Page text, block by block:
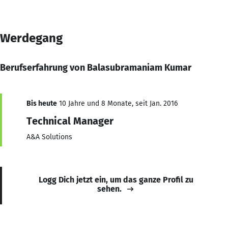
Werdegang
Berufserfahrung von Balasubramaniam Kumar
Bis heute 10 Jahre und 8 Monate, seit Jan. 2016
Technical Manager
A&A Solutions
Logg Dich jetzt ein, um das ganze Profil zu
sehen.